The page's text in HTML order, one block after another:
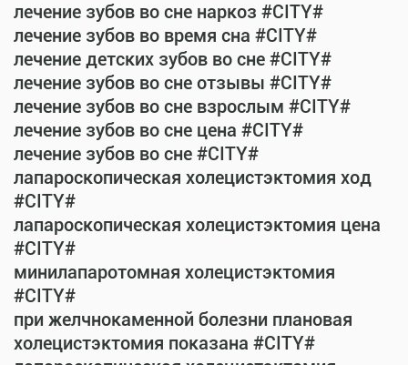
лечение зубов во сне наркоз #CITY#
лечение зубов во время сна #CITY#
лечение детских зубов во сне #CITY#
лечение зубов во сне отзывы #CITY#
лечение зубов во сне взрослым #CITY#
лечение зубов во сне цена #CITY#
лечение зубов во сне #CITY#
лапароскопическая холецистэктомия ход
#CITY#
лапароскопическая холецистэктомия цена
#CITY#
минилапаротомная холецистэктомия
#CITY#
при желчнокаменной болезни плановая
холецистэктомия показана #CITY#